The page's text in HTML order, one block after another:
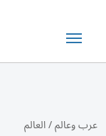
عرب وعالم/العالم